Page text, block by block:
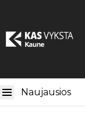
Naujausios